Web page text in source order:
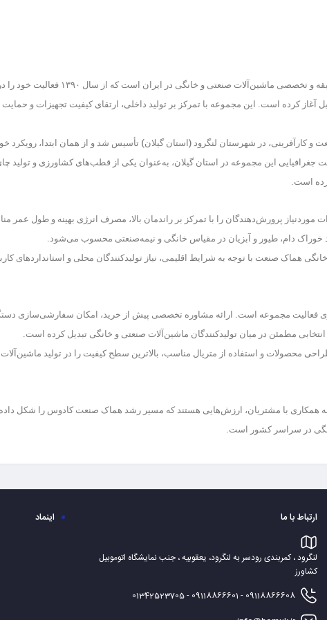
و تخصصی ماشین‌آلات صنعتی و خانگی در ایران است که از سال ۱۳۹۰ فعالیت خود را
آغاز کرده است. این مجموعه با تمرکز بر تولید داخلی، ارتقای کیفیت تجهیزات و حمایت
و کارآفرینی، در شهرستان لنگرود (استان گیلان) تأسیس شد و از همان ابتدا، رویکرد
جغرافیایی این مجموعه در استان گیلان، به‌عنوان یکی از قطب‌های کشاورزی و
است.
موردنیاز پرورش‌دهندگان را با تمرکز بر راندمان بالا، مصرف انرژی بهینه و طول عمر
خوراک دام، طیور و آبزیان در مقیاس خانگی و نیمه‌صنعتی محسوب می‌شود.
هماک صنعت با توجه به شرایط اقلیمی، نیاز تولیدکنندگان محلی و استانداردهای
فعالیت مجموعه است. ارائه مشاوره تخصصی پیش از خرید، امکان سفارشی‌سازی
مطمئن در میان تولیدکنندگان ماشین‌آلات صنعتی و خانگی تبدیل کرده است.
محصولات و استفاده از متریال مناسب، بالاترین سطح کیفیت را در تولید
همکاری با مشتریان، ارزش‌هایی هستند که مسیر رشد هماک صنعت کادوس را شکل
در سراسر کشور است.
ارتباط با ما
لنگرود ، کمربندی رودسر به لنگرود، یعقوبیه ، جنب نمایشگاه اتوموبیل
کشاورز
09118866608 - 09118866601 - 01342523705
اینماد